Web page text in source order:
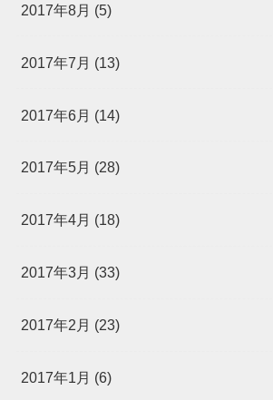
2017年8月 (5)
2017年7月 (13)
2017年6月 (14)
2017年5月 (28)
2017年4月 (18)
2017年3月 (33)
2017年2月 (23)
2017年1月 (6)